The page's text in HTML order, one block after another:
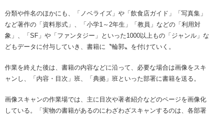
分類や件名のほかにも、「ノベライズ」や「飲食店ガイド」「写真集」
など著作の「資料形式」、「小学1～2年生」「教員」などの「利用対
象」、「SF」や「ファンタジー」といった1000以上もの「ジャンル」な
どもデータに付与していき、書籍に〝輪郭〟を付けていく。
作業を終えた後は、書籍の内容などに沿って、必要な場合は画像をスキ
ャンし、「内容・目次」班、「典拠」班といった部署に書籍を送る。
画像スキャンの作業場では、主に目次や著者紹介などのページを画像化
している。「実物の書籍があるのにわざわざスキャンするのは、各部署